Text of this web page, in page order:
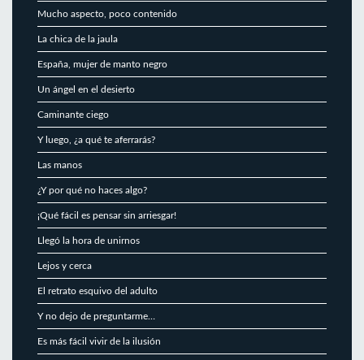
Mucho aspecto, poco contenido
La chica de la jaula
España, mujer de manto negro
Un ángel en el desierto
Caminante ciego
Y luego, ¿a qué te aferrarás?
Las manos
¿Y por qué no haces algo?
¡Qué fácil es pensar sin arriesgar!
Llegó la hora de unirnos
Lejos y cerca
El retrato esquivo del adulto
Y no dejo de preguntarme…
Es más fácil vivir de la ilusión